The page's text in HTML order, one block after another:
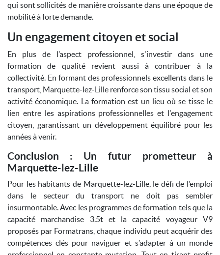
qui sont sollicités de manière croissante dans une époque de
mobilité à forte demande.
Un engagement citoyen et social
En plus de l’aspect professionnel, s'investir dans une
formation de qualité revient aussi à contribuer à la
collectivité. En formant des professionnels excellents dans le
transport, Marquette-lez-Lille renforce son tissu social et son
activité économique. La formation est un lieu où se tisse le
lien entre les aspirations professionnelles et l'engagement
citoyen, garantissant un développement équilibré pour les
années à venir.
Conclusion : Un futur prometteur à
Marquette-lez-Lille
Pour les habitants de Marquette-lez-Lille, le défi de l’emploi
dans le secteur du transport ne doit pas sembler
insurmontable. Avec les programmes de formation tels que la
capacité marchandise 3.5t et la capacité voyageur V9
proposés par Formatrans, chaque individu peut acquérir des
compétences clés pour naviguer et s’adapter à un monde